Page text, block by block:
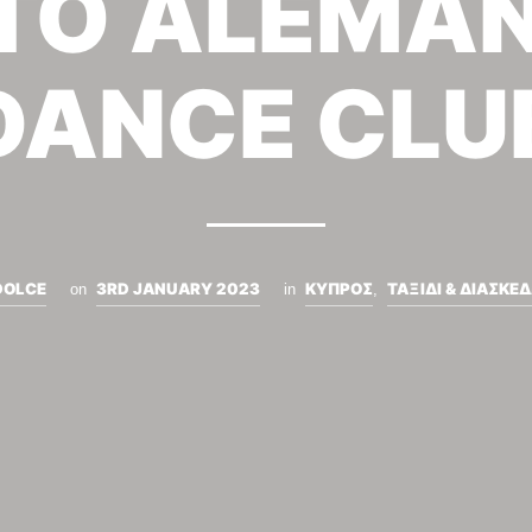
on 3RD JANUARY 2023 in ΚΥΠΡΟΣ, ΤΑΞΙΔΙ &